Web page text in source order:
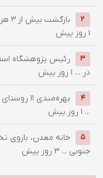
2
بازگشت بیش از ۳ هزار زائر اربعین حسینی به خراسان جنوبی / ...
1 روز پیش
3
رئیس پژوهشگاه
در ... 1 روز پیش
4
بهره‌مندی
... 1 روز پیش
5
خانه معدن، بازوی
جنوبی ... 3 روز پیش